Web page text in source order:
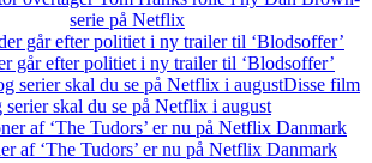
serie på Netflix
går efter politiet i ny trailer til ‘Blodsoffer’
Disse film
serier skal du se på Netflix i august
af ‘The Tudors’ er nu på Netflix Danmark